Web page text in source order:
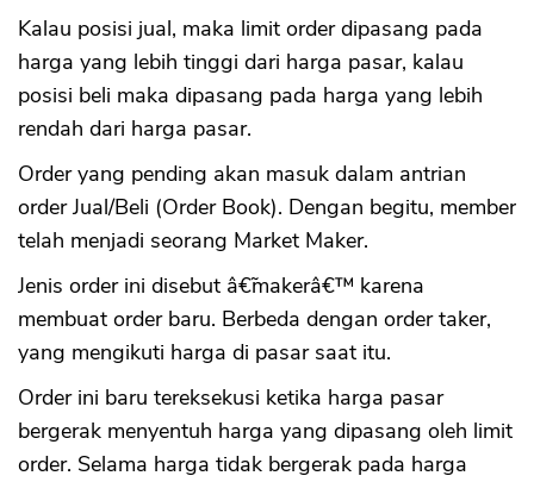
Kalau posisi jual, maka limit order dipasang pada
harga yang lebih tinggi dari harga pasar, kalau
posisi beli maka dipasang pada harga yang lebih
rendah dari harga pasar.
Order yang pending akan masuk dalam antrian
order Jual/Beli (Order Book). Dengan begitu, member
telah menjadi seorang Market Maker.
Jenis order ini disebut â€˜makerâ€™ karena
membuat order baru. Berbeda dengan order taker,
yang mengikuti harga di pasar saat itu.
Order ini baru tereksekusi ketika harga pasar
bergerak menyentuh harga yang dipasang oleh limit
order. Selama harga tidak bergerak pada harga